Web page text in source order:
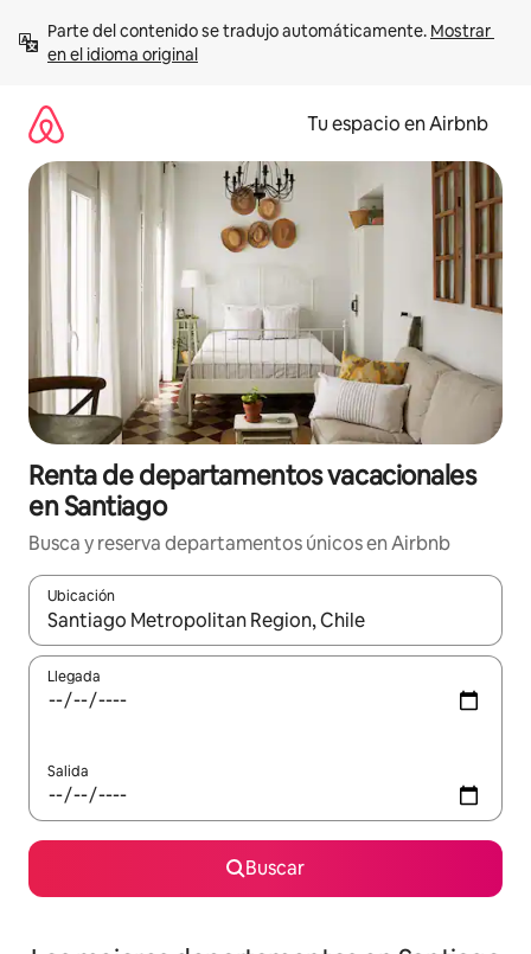
contenido
Parte del contenido se tradujo automáticamente. Mostrar
en el idioma original
Tu espacio en Airbnb
Renta de departamentos vacacionales
en Santiago
Busca y reserva departamentos únicos en Airbnb
Ubicación
Cuando los resultados estén disponibles, podrás navegar
Llegada
Salida
Buscar